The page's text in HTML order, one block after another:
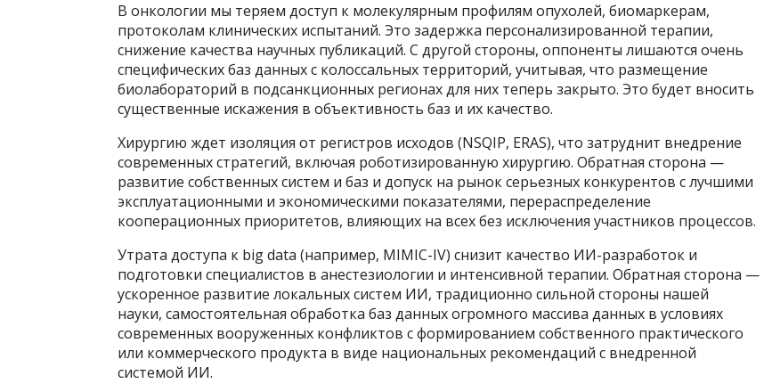
В онкологии мы теряем доступ к молекулярным профилям опухолей, биомаркерам,
протоколам клинических испытаний. Это задержка персонализированной терапии,
снижение качества научных публикаций. С другой стороны, оппоненты лишаются очень
специфических баз данных с колоссальных территорий, учитывая, что размещение
биолабораторий в подсанкционных регионах для них теперь закрыто. Это будет вносить
существенные искажения в объективность баз и их качество.
Хирургию ждет изоляция от регистров исходов (NSQIP, ERAS), что затруднит внедрение
современных стратегий, включая роботизированную хирургию. Обратная сторона —
развитие собственных систем и баз и допуск на рынок серьезных конкурентов с лучшими
эксплуатационными и экономическими показателями, перераспределение
кооперационных приоритетов, влияющих на всех без исключения участников процессов.
Утрата доступа к big data (например, MIMIC-IV) снизит качество ИИ-разработок и
подготовки специалистов в анестезиологии и интенсивной терапии. Обратная сторона —
ускоренное развитие локальных систем ИИ, традиционно сильной стороны нашей
науки, самостоятельная обработка баз данных огромного массива данных в условиях
современных вооруженных конфликтов с формированием собственного практического
или коммерческого продукта в виде национальных рекомендаций с внедренной
системой ИИ.